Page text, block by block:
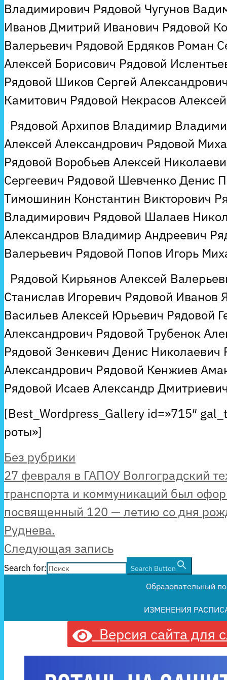
Владимирович Рядовой Чугунов
Иванов Дмитрий Иванович Рядовой
Валерьевич Рядовой Ердяков Роман
Алексей Борисович Рядовой
Рядовой Шиков Сергей
Камитович Рядовой Некрасов
Рядовой Архипов Владимир
Алексей Александрович Рядовой
Рядовой Воробьев Алексей
Сергеевич Рядовой Шевченко Денис
Тимошинин Константин Викторович
Владимирович Рядовой Шалаев
Александров Владимир Андреевич
Валерьевич Рядовой Попов Игорь
Рядовой Кирьянов Алексей
Станислав Игоревич Рядовой Иванов
Васильев Алексей Юрьевич Рядовой
Александрович Рядовой Трубенок
Рядовой Зенкевич Денис
Александрович Рядовой Кенжиев
Рядовой Исаев Александр
[Best_Wordpress_Gallery id=»715″
роты»]
Рубрики
Без рубрики
27 февраля в ГАПОУ Волгоградский
транспорта и коммуникаций был
посвященный 120 — летию со дня
Руднева.
Следующая запись
Search for: Search Button
Образовательный
ИЗМЕНЕНИЯ
Версия сайта для